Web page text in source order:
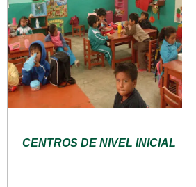
CENTROS DE NIVEL INICIAL